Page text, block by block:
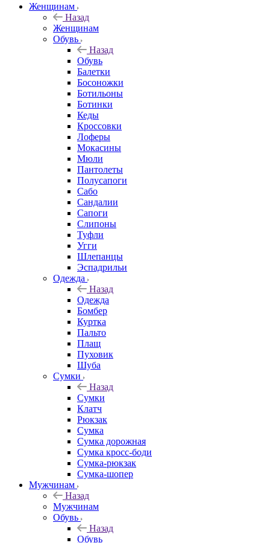
Женщинам
Назад
Женщинам
Обувь
Назад
Обувь
Балетки
Босоножки
Ботильоны
Ботинки
Кеды
Кроссовки
Лоферы
Мокасины
Мюли
Пантолеты
Полусапоги
Сабо
Сандалии
Сапоги
Слипоны
Туфли
Угги
Шлепанцы
Эспадрильи
Одежда
Назад
Одежда
Бомбер
Куртка
Пальто
Плащ
Пуховик
Шуба
Сумки
Назад
Сумки
Клатч
Рюкзак
Сумка
Сумка дорожная
Сумка кросс-боди
Сумка-рюкзак
Сумка-шопер
Мужчинам
Назад
Мужчинам
Обувь
Назад
Обувь